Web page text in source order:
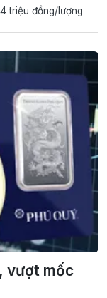
triệu đồng/lượng
vượt mốc